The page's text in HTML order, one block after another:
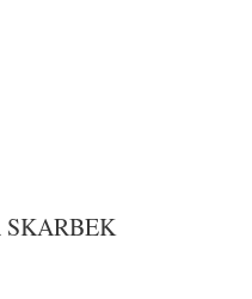
SKARBEK